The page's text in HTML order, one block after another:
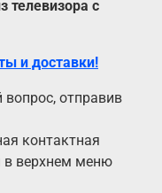
телевизора с
и доставки!
отправив
контактная
в верхнем меню